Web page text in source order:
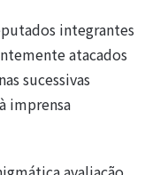
integrantes
atacados
sucessivas
imprensa